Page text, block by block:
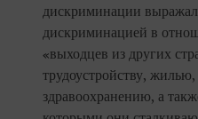
дискриминации выражал
дискриминацией в
«выходцев из других
трудоустройству, жилью,
здравоохранению, а